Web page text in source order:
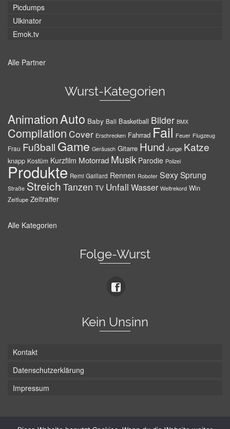
Picdumps
Ulkinator
Emok.tv
Alle Partner
Wurst-Kategorien
AnimationAuto Baby Ball Basketball Bilder BMX
Compilation Cover Erschrecken Fahrrad Fail Feuer Flugzeug
Frau Fußball Game Geräusch Gitarre Hund Junge Katze
knapp Kostüm Kurzfilm Motorrad Musik Parodie Polizei
Produkte Remi Gaillard Rennen Roboter SexySprung
Straße Streich Tanzen TV Unfall Wasser Weltrekord Win
Zeitlupe Zeitraffer
Alle Kategorien
Folge-Wurst
Kein Unsinn
Kontakt
Datenschutzerklärung
Impressum